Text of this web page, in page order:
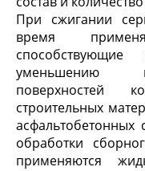
При сжигании
время
уменьшению
поверхностей
строительных
асфальтобетонных
обработки
применяются